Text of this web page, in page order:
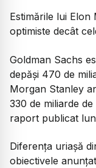
Estimările lui
optimiste decât
Goldman Sachs
depăși 470 de
Morgan Stanley
330 de miliarde
raport publicat
Diferența uriașă
obiectivele